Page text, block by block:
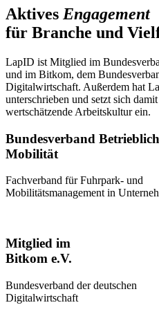
Aktives Engagement
für Branche und
LapID ist Mitglied im
und im Bitkom, dem
Digitalwirtschaft. Außerdem hat
unterschrieben und setzt sich
wertschätzende Arbeitskultur ein.
Bundesverband
Mobilität
Fachverband für Fuhrpark- und
Mobilitätsmanagement in
Mitglied im
Bitkom e.V.
Bundesverband der deutschen
Digitalwirtschaft